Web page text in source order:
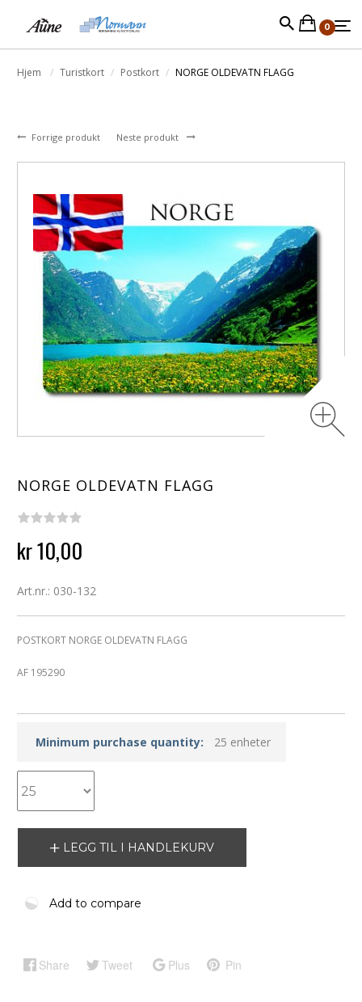
0
Hjem Turistkort Postkort NORGE OLDEVATN FLAGG
Forrige produkt Neste produkt
NORGE OLDEVATN FLAGG
kr 10,00
Art.nr.: 030-132
POSTKORT NORGE OLDEVATN FLAGG
AF 195290
Minimum purchase quantity: 25 enheter
LEGG TIL I HANDLEKURV
Add to compare
Share Tweet Plus Pin